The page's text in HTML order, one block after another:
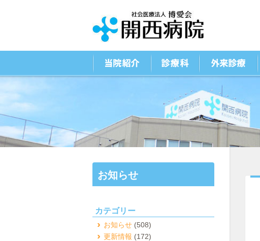
お知らせ
カテゴリー
お知らせ (508)
更新情報 (172)